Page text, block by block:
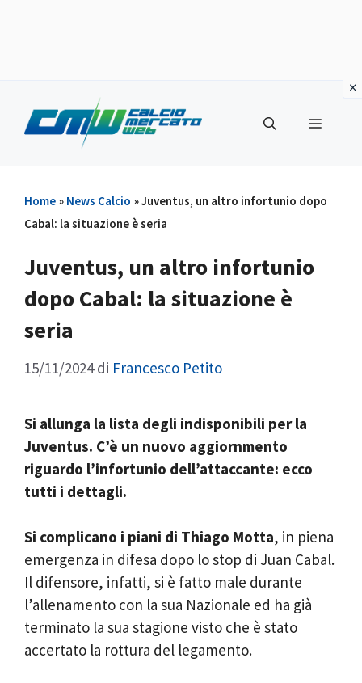
contenuto
Menu
Home » News Calcio »Juventus, un altro infortunio dopo
Cabal: la situazione è seria
Juventus, un altro infortunio
dopo Cabal: la situazione è
seria
15/11/2024 di Francesco Petito
Si allunga la lista degli indisponibili per la
Juventus. C’è un nuovo aggiornmento
riguardo l’infortunio dell’attaccante: ecco
tutti i dettagli.
Si complicano i piani di Thiago Motta, in piena
emergenza in difesa dopo lo stop di Juan Cabal.
Il difensore, infatti, si è fatto male durante
l’allenamento con la sua Nazionale ed ha già
terminato la sua stagione visto che è stato
accertato la rottura del legamento.